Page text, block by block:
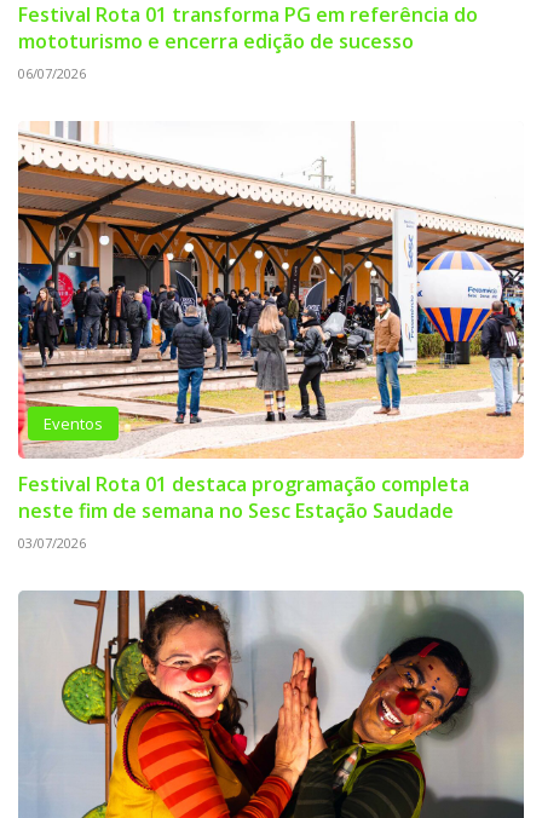
Festival Rota 01 transforma PG em referência do
mototurismo e encerra edição de sucesso
06/07/2026
Eventos
Festival Rota 01 destaca programação completa
neste fim de semana no Sesc Estação Saudade
03/07/2026